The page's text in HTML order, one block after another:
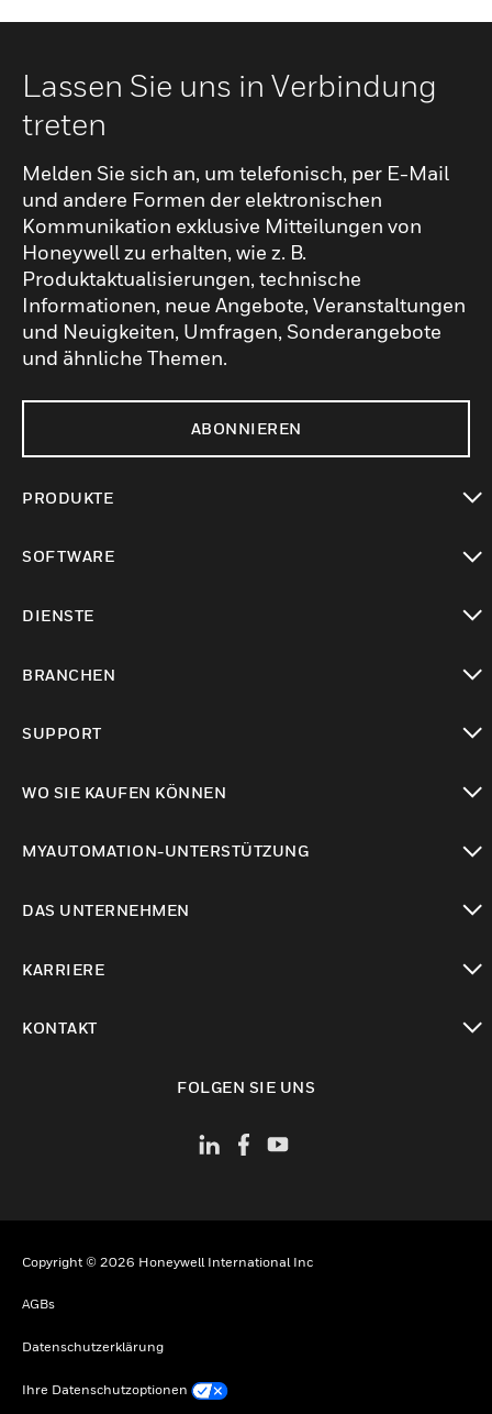
Lassen Sie uns in Verbindung
treten
Melden Sie sich an, um telefonisch, per E-Mail
und andere Formen der elektronischen
Kommunikation exklusive Mitteilungen von
Honeywell zu erhalten, wie z. B.
Produktaktualisierungen, technische
Informationen, neue Angebote, Veranstaltungen
und Neuigkeiten, Umfragen, Sonderangebote
und ähnliche Themen.
ABONNIEREN
PRODUKTE
SOFTWARE
DIENSTE
BRANCHEN
SUPPORT
WO SIE KAUFEN KÖNNEN
MYAUTOMATION-UNTERSTÜTZUNG
DAS UNTERNEHMEN
KARRIERE
KONTAKT
FOLGEN SIE UNS
Copyright © 2026 Honeywell International Inc
AGBs
Datenschutzerklärung
Ihre Datenschutzoptionen